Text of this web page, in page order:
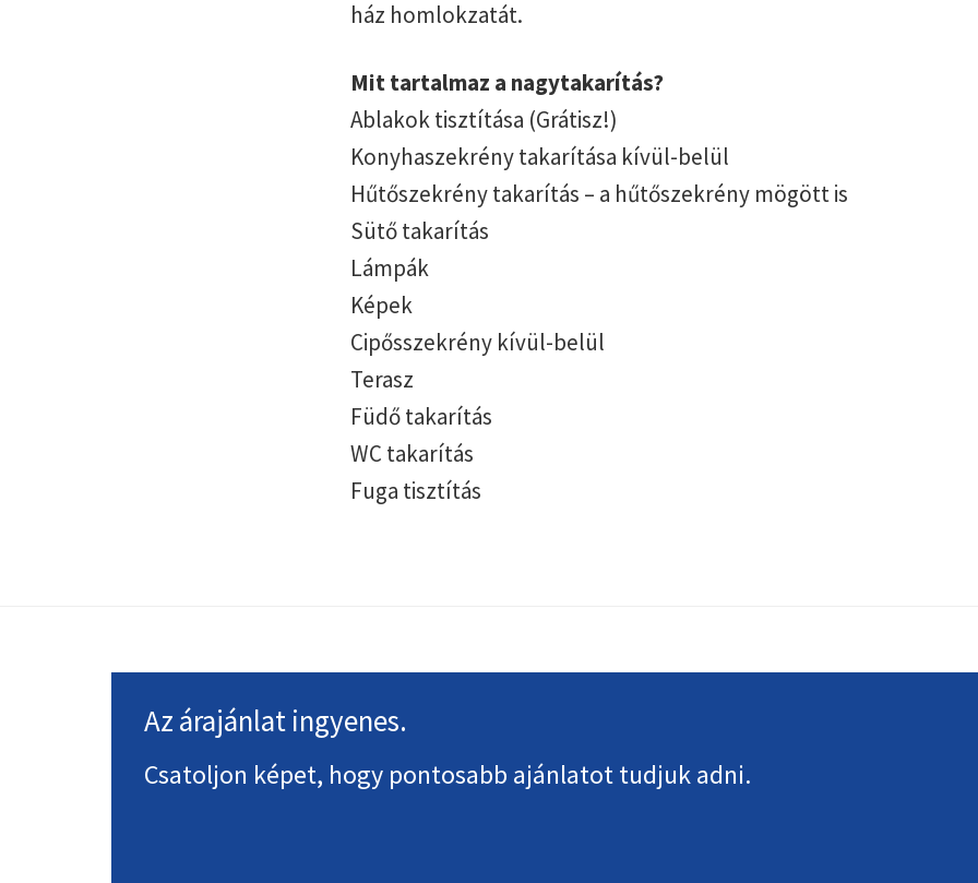
ház homlokzatát.
Mit tartalmaz a nagytakarítás?
Ablakok tisztítása (Grátisz!)
Konyhaszekrény takarítása kívül-belül
Hűtőszekrény takarítás – a hűtőszekrény mögött is
Sütő takarítás
Lámpák
Képek
Cipősszekrény kívül-belül
Terasz
Füdő takarítás
WC takarítás
Fuga tisztítás
Az árajánlat ingyenes.
Csatoljon képet, hogy pontosabb ajánlatot tudjuk adni.